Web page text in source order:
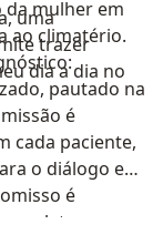
uma
trazer
dia a dia no
da mulher em
ao climatério.
pautado na
é
cada paciente,
o diálogo e
é
e